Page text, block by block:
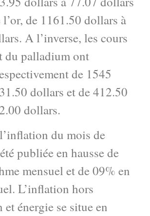
de 1161.50 dollars à
A l’inverse, les cours
du palladium ont
de 1545
dollars et de 412.50
dollars.
du mois de
publiée en hausse de
mensuel et de 09% en
L’inflation hors
énergie se situe en